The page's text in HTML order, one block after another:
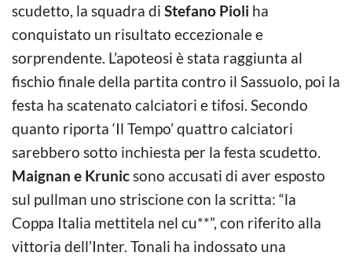
scudetto, la squadra di Stefano Pioli ha
conquistato un risultato eccezionale e
sorprendente. L’apoteosi è stata raggiunta al
fischio finale della partita contro il Sassuolo, poi la
festa ha scatenato calciatori e tifosi. Secondo
quanto riporta ‘Il Tempo’ quattro calciatori
sarebbero sotto inchiesta per la festa scudetto.
Maignan e Krunicsono accusati di aver esposto
sul pullman uno striscione con la scritta: “la
Coppa Italia mettitela nel cu**”, con riferito alla
vittoria dell’Inter. Tonali ha indossato una